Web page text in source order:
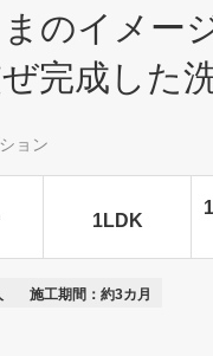
のイメー
完成した
ョン
1LDK
施工期間：約3カ月